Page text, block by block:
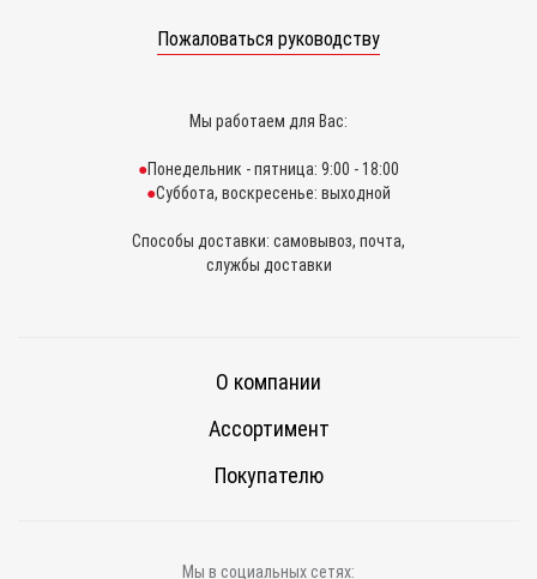
Пожаловаться руководству
Мы работаем для Вас:
Понедельник - пятница: 9:00 - 18:00
Суббота, воскресенье: выходной
Способы доставки: самовывоз, почта,
службы доставки
О компании
Ассортимент
Покупателю
Мы в социальных сетях: